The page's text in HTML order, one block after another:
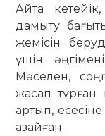
Айта
дамыту
жемісін
үшін
Мәселен,
жасап тұрған
артып,
азайған.